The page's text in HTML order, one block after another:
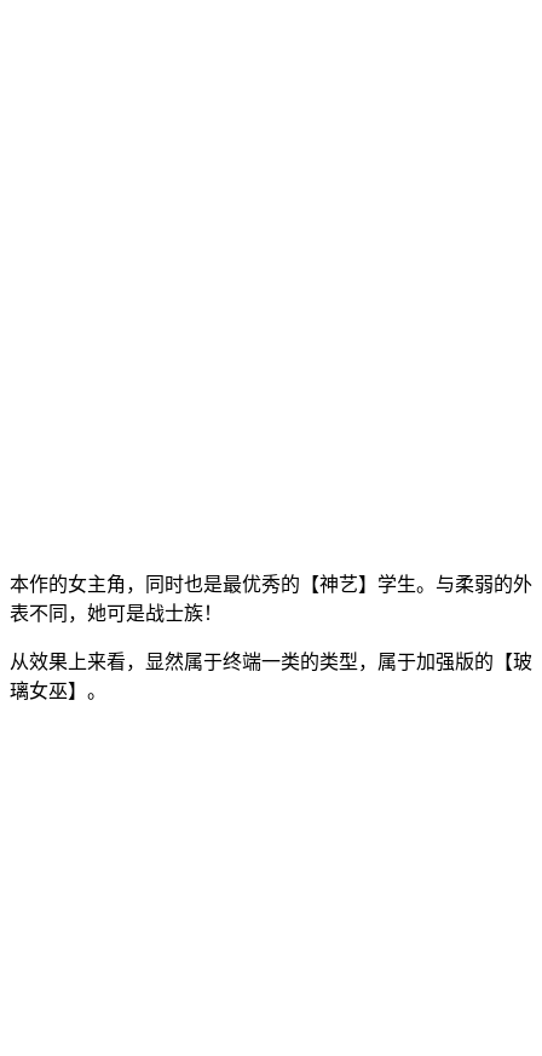
本作的女主角，同时也是最优秀的【神艺】学生。与柔弱的外
表不同，她可是战士族！
从效果上来看，显然属于终端一类的类型，属于加强版的【玻
璃女巫】。